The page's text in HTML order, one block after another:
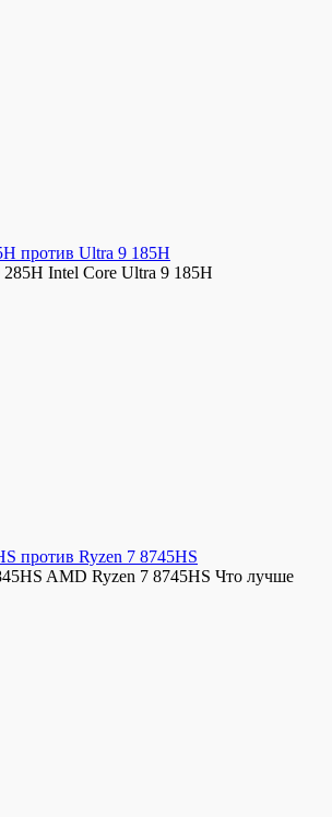
против Ultra 9 185H
Intel Core Ultra 9 185H
против Ryzen 7 8745HS
AMD Ryzen 7 8745HS Что лучше